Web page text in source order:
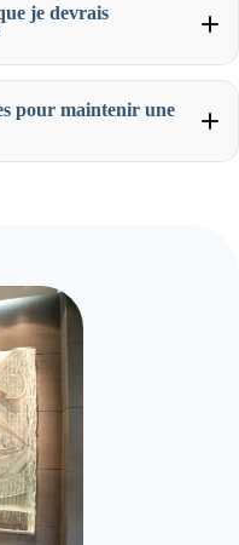
je devrais
pour maintenir une